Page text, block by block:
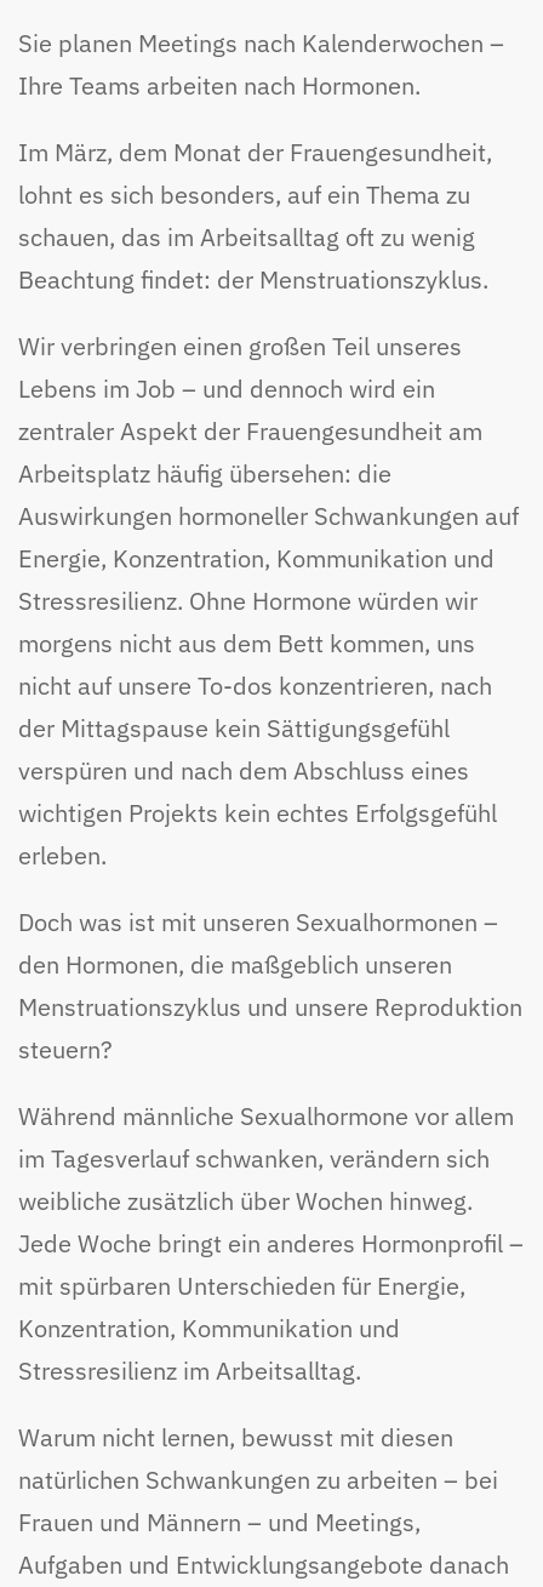
Sie planen Meetings nach Kalenderwochen –
Ihre Teams arbeiten nach Hormonen.
Im März, dem Monat der Frauengesundheit,
lohnt es sich besonders, auf ein Thema zu
schauen, das im Arbeitsalltag oft zu wenig
Beachtung findet: der Menstruationszyklus.
Wir verbringen einen großen Teil unseres
Lebens im Job – und dennoch wird ein
zentraler Aspekt der Frauengesundheit am
Arbeitsplatz häufig übersehen: die
Auswirkungen hormoneller Schwankungen auf
Energie, Konzentration, Kommunikation und
Stressresilienz. Ohne Hormone würden wir
morgens nicht aus dem Bett kommen, uns
nicht auf unsere To-dos konzentrieren, nach
der Mittagspause kein Sättigungsgefühl
verspüren und nach dem Abschluss eines
wichtigen Projekts kein echtes Erfolgsgefühl
erleben.
Doch was ist mit unseren Sexualhormonen –
den Hormonen, die maßgeblich unseren
Menstruationszyklus und unsere Reproduktion
steuern?
Während männliche Sexualhormone vor allem
im Tagesverlauf schwanken, verändern sich
weibliche zusätzlich über Wochen hinweg.
Jede Woche bringt ein anderes Hormonprofil –
mit spürbaren Unterschieden für Energie,
Konzentration, Kommunikation und
Stressresilienz im Arbeitsalltag.
Warum nicht lernen, bewusst mit diesen
natürlichen Schwankungen zu arbeiten – bei
Frauen und Männern – und Meetings,
Aufgaben und Entwicklungsangebote danach